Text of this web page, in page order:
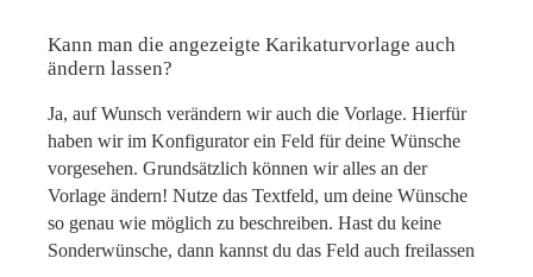
Kann man die angezeigte Karikaturvorlage auch
ändern lassen?
Ja, auf Wunsch verändern wir auch die Vorlage. Hierfür
haben wir im Konfigurator ein Feld für deine Wünsche
vorgesehen. Grundsätzlich können wir alles an der
Vorlage ändern! Nutze das Textfeld, um deine Wünsche
so genau wie möglich zu beschreiben. Hast du keine
Sonderwünsche, dann kannst du das Feld auch freilassen